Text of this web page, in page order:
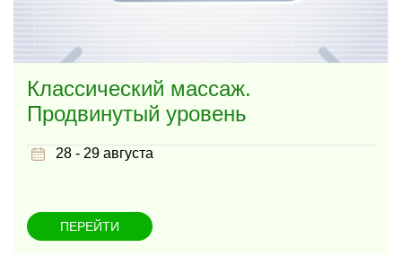
Классический массаж.
Продвинутый уровень
28 - 29 августа
ПЕРЕЙТИ